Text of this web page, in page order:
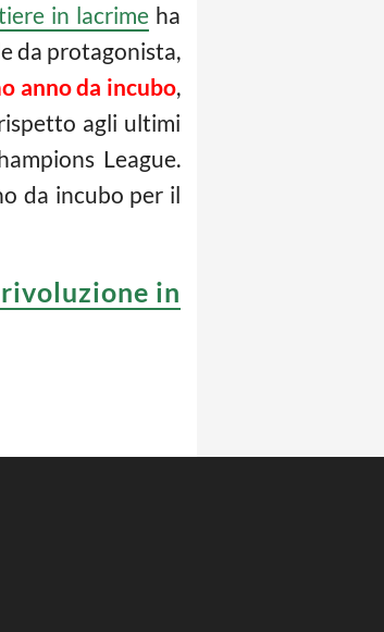
in lacrimeha
da protagonista,
anno da incubo,
agli ultimi
League.
da incubo per il
in